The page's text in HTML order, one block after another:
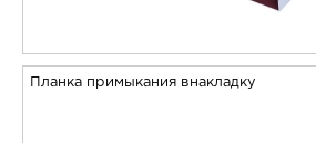
Планка примыкания внакладку